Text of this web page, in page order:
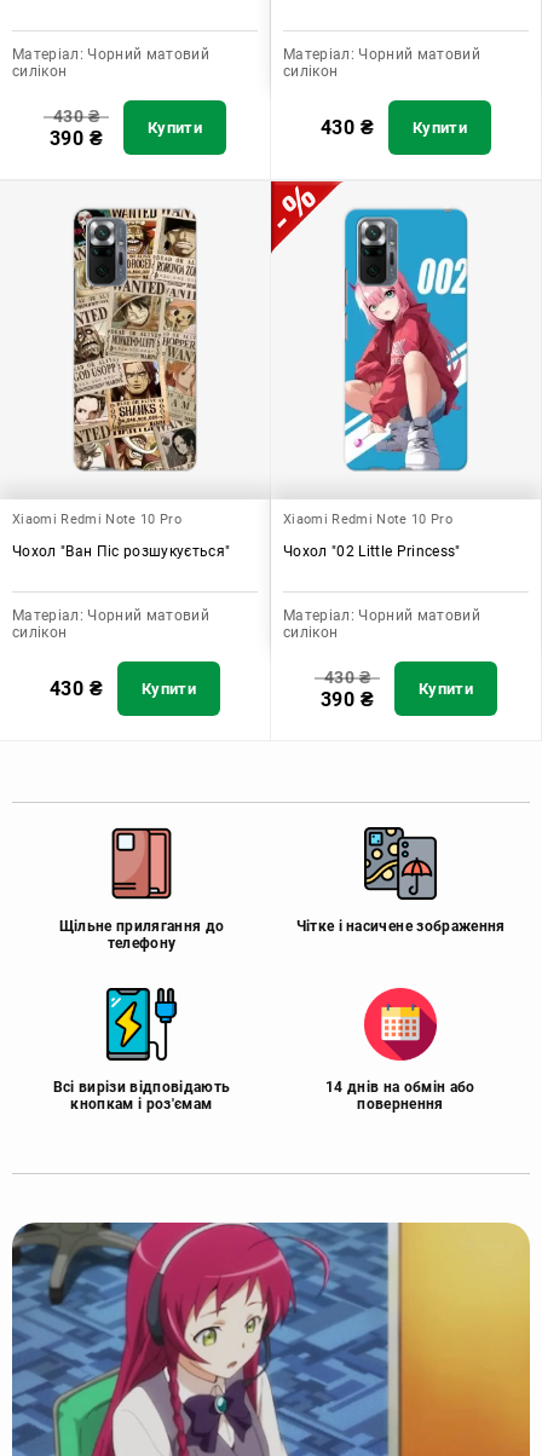
Матеріал: Чорний матовий
силікон
430₴
390 ₴ Купити
Матеріал: Чорний матовий
силікон
430 ₴ Купити
Xiaomi Redmi Note 10 Pro
Чохол "Ван Піс розшукується"
Матеріал: Чорний матовий
силікон
430 ₴ Купити
Xiaomi Redmi Note 10 Pro
Чохол "02 Little Princess"
Матеріал: Чорний матовий
силікон
430₴
390 ₴ Купити
Щільне прилягання до
телефону
Чітке і насичене зображення
Всі вирізи відповідають
кнопкам і роз'ємам
14 днів на обмін або
повернення